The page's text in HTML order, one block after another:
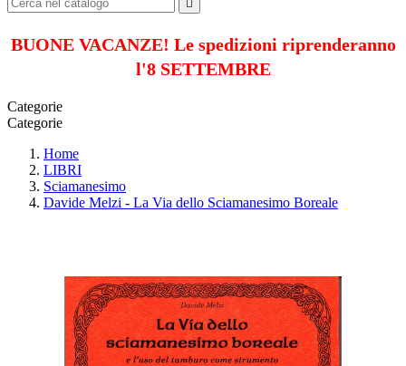

BUONE VACANZE! Le spedizioni riprenderanno
l'8 SETTEMBRE
Categorie
Categorie
Home
LIBRI
Sciamanesimo
Davide Melzi - La Via dello Sciamanesimo Boreale